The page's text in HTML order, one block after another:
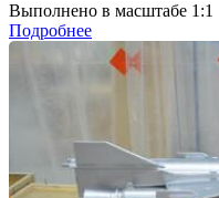
Выполнено в масштабе 1:1
Подробнее